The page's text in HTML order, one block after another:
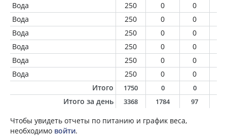
Вода
250 0 0
Вода
250 0 0
Вода
250 0 0
Вода
250 0 0
Вода
250 0 0
Вода
250 0 0
Итого
1750 0 0
Итого за день 3368 1784 97
Чтобы увидеть отчеты по питанию и график веса,
необходимо войти.